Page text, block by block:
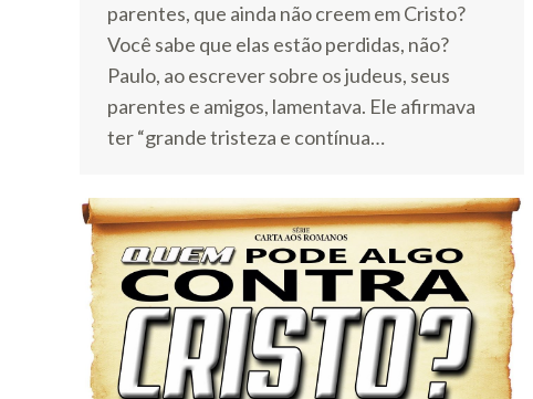
parentes, que ainda não creem em Cristo?
Você sabe que elas estão perdidas, não?
Paulo, ao escrever sobre os judeus, seus
parentes e amigos, lamentava. Ele afirmava
ter “grande tristeza e contínua…